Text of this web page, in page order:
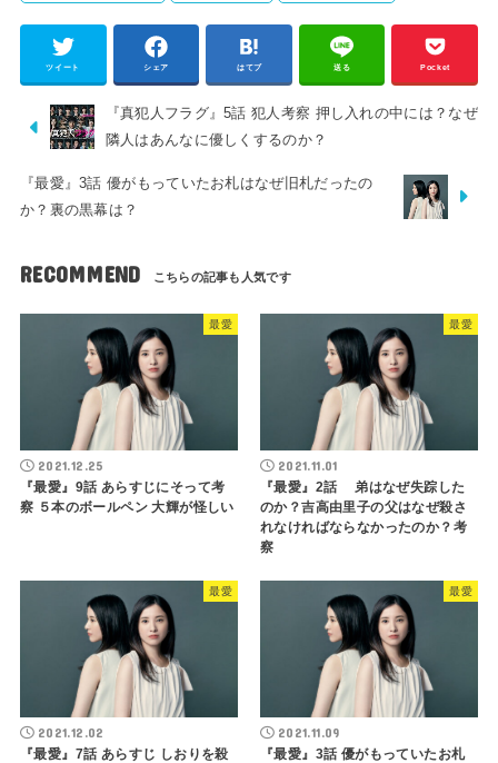
ツイート シェア はてブ 送る Pocket
『真犯人フラグ』5話 犯人考察 押し入れの中には？なぜ
隣人はあんなに優しくするのか？
『最愛』3話 優がもっていたお札はなぜ旧札だったの
か？裏の黒幕は？
RECOMMEND
最愛
2021.12.25
『最愛』9話 あらすじにそって考
察 ５本のボールペン 大輝が怪しい
最愛
2021.11.01
『最愛』2話 弟はなぜ失踪した
のか？吉高由里子の父はなぜ殺さ
れなければならなかったのか？考
察
最愛
2021.12.02
『最愛』7話 あらすじ しおりを殺
最愛
2021.11.09
『最愛』3話 優がもっていたお札